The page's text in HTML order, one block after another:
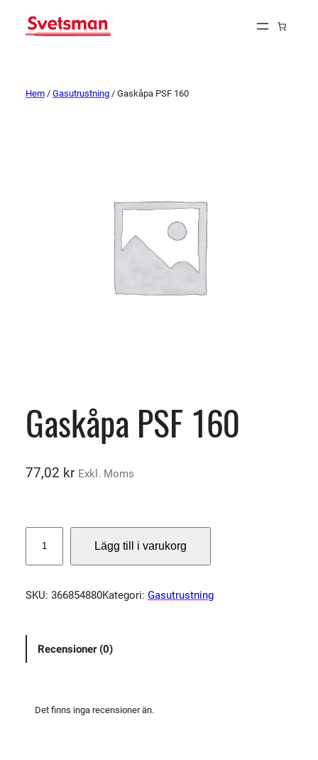
Hem / Gasutrustning / Gaskåpa PSF 160
Gaskåpa PSF 160
77,02 kr Exkl. Moms
s
å
a
Lägg till i varukorg
SKU: 366854880Kategori: Gasutrustning
Recensioner (0)
Det finns inga recensioner än.